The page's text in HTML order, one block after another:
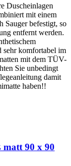
Duscheinlagen
mit einem
Sauger befestigt, so
entfernt werden.
sehr komfortabel im
mit dem TÜV-
Sie unbedingt
damit
haben!!
matt 90 x 90